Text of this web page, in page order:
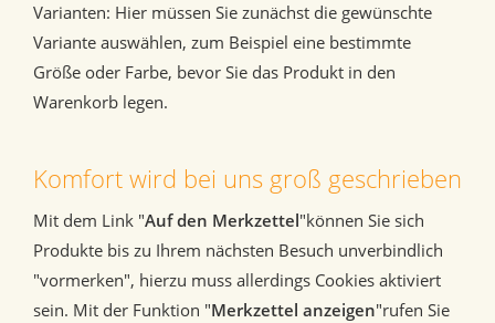
Varianten: Hier müssen Sie zunächst die gewünschte
Variante auswählen, zum Beispiel eine bestimmte
Größe oder Farbe, bevor Sie das Produkt in den
Warenkorb legen.
Komfort wird bei uns groß geschrieben
Mit dem Link "Auf den Merkzettel"können Sie sich
Produkte bis zu Ihrem nächsten Besuch unverbindlich
"vormerken", hierzu muss allerdings Cookies aktiviert
sein. Mit der Funktion "Merkzettel anzeigen"rufen Sie